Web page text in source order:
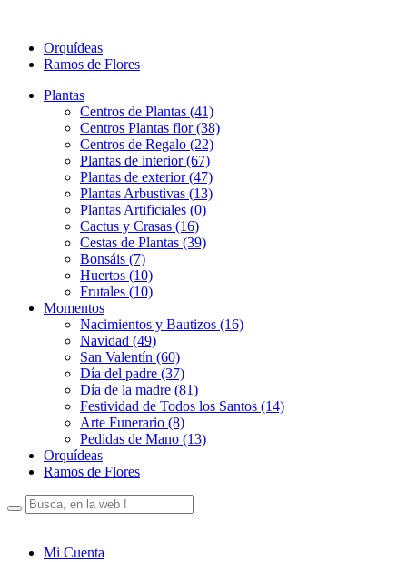
Orquídeas
Ramos de Flores
Plantas
Centros de Plantas (41)
Centros Plantas flor (38)
Centros de Regalo (22)
Plantas de interior (67)
Plantas de exterior (47)
Plantas Arbustivas (13)
Plantas Artificiales (0)
Cactus y Crasas (16)
Cestas de Plantas (39)
Bonsáis (7)
Huertos (10)
Frutales (10)
Momentos
Nacimientos y Bautizos (16)
Navidad (49)
San Valentín (60)
Día del padre (37)
Día de la madre (81)
Festividad de Todos los Santos (14)
Arte Funerario (8)
Pedidas de Mano (13)
Orquídeas
Ramos de Flores
Mi Cuenta